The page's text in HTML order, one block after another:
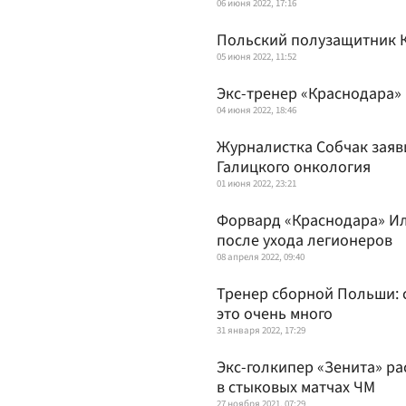
06 июня 2022, 17:16
Польский полузащитник
05 июня 2022, 11:52
Экс-тренер
04 июня 2022, 18:46
Журналистка Собчак
Галицкого онкология
01 июня 2022, 23:21
Форвард «Краснодара»
после ухода легионеров
08 апреля 2022, 09:40
Тренер сборной Польши:
это очень много
31 января 2022, 17:29
Экс-голкипер «Зенита»
в стыковых матчах ЧМ